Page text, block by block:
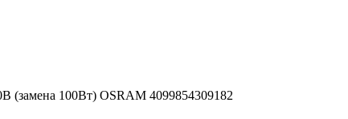
(замена 100Вт) OSRAM 4099854309182